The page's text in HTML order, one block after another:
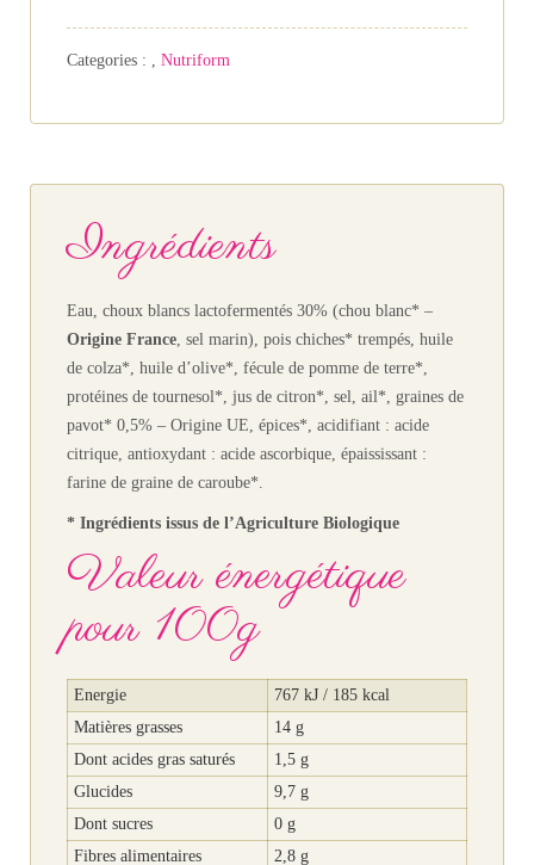
Categories : , Nutriform
Ingrédients
Eau, choux blancs lactofermentés 30% (chou blanc* –
Origine France, sel marin), pois chiches* trempés, huile
de colza*, huile d’olive*, fécule de pomme de terre*,
protéines de tournesol*, jus de citron*, sel, ail*, graines de
pavot* 0,5% – Origine UE, épices*, acidifiant : acide
citrique, antioxydant : acide ascorbique, épaississant :
farine de graine de caroube*.
* Ingrédients issus de l’Agriculture Biologique
Valeur énergétique
pour 100g
Energie
767 kJ / 185 kcal
Matières grasses
14 g
Dont acides gras saturés
1,5 g
Glucides
9,7 g
Dont sucres
0 g
Fibres alimentaires
2,8 g